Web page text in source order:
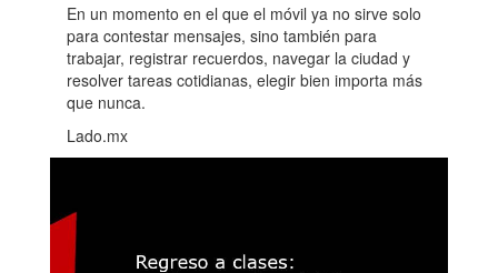
En un momento en el que el móvil ya no sirve solo
para contestar mensajes, sino también para
trabajar, registrar recuerdos, navegar la ciudad y
resolver tareas cotidianas, elegir bien importa más
que nunca.
Lado.mx